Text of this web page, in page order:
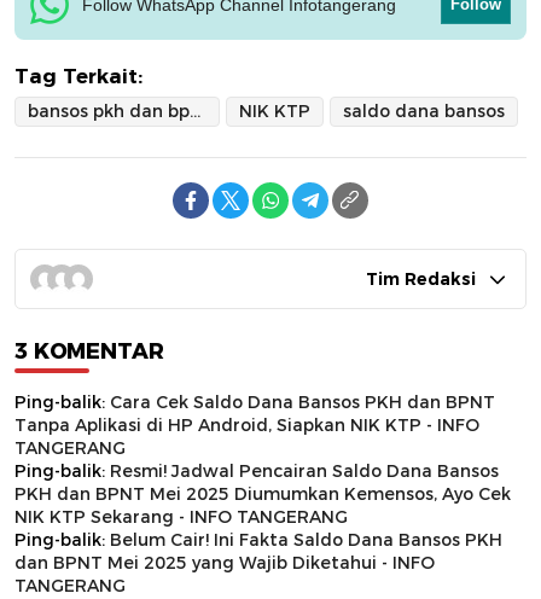
Follow WhatsApp Channel Infotangerang Follow
Tag Terkait:
bansos pkh dan bpnt NIK KTP saldo dana bansos
Tim Redaksi
3 KOMENTAR
Ping-balik: Cara Cek Saldo Dana Bansos PKH dan BPNT
Tanpa Aplikasi di HP Android, Siapkan NIK KTP - INFO
TANGERANG
Ping-balik: Resmi! Jadwal Pencairan Saldo Dana Bansos
PKH dan BPNT Mei 2025 Diumumkan Kemensos, Ayo Cek
NIK KTP Sekarang - INFO TANGERANG
Ping-balik: Belum Cair! Ini Fakta Saldo Dana Bansos PKH
dan BPNT Mei 2025 yang Wajib Diketahui - INFO
TANGERANG